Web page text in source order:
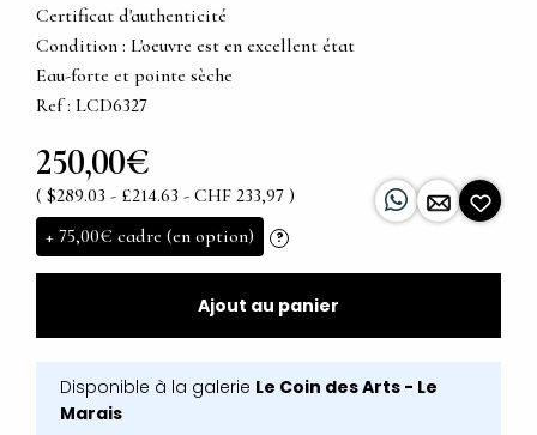
Certificat d'authenticité
Condition : L'oeuvre est en excellent état
Eau-forte et pointe sèche
Ref : LCD6327
250,00€
( $289.03 - £214.63 - CHF 233,97 )
+ 75,00€ cadre (en option) ?
Ajout au panier
Disponible à la galerie Le Coin des Arts - Le
Marais